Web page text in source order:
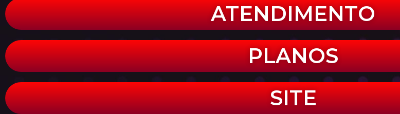
ATENDIMENTO
PLANOS
SITE